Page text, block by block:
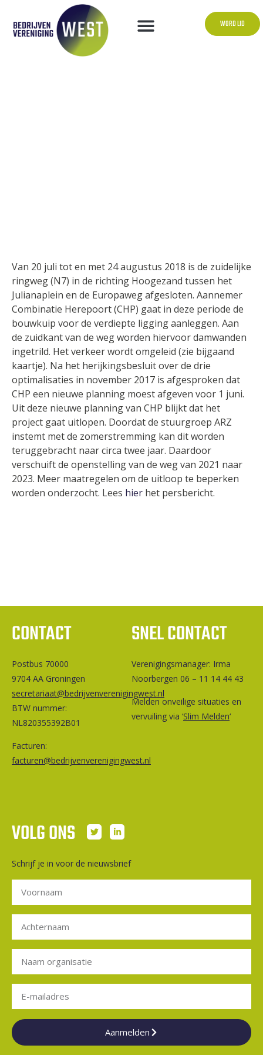
WORD LID
Van 20 juli tot en met 24 augustus 2018 is de zuidelijke
ringweg (N7) in de richting Hoogezand tussen het
Julianaplein en de Europaweg afgesloten. Aannemer
Combinatie Herepoort (CHP) gaat in deze periode de
bouwkuip voor de verdiepte ligging aanleggen. Aan
de zuidkant van de weg worden hiervoor damwanden
ingetrild. Het verkeer wordt omgeleid (zie bijgaand
kaartje). Na het herijkingsbesluit over de drie
optimalisaties in november 2017 is afgesproken dat
CHP een nieuwe planning moest afgeven voor 1 juni.
Uit deze nieuwe planning van CHP blijkt dat het
project gaat uitlopen. Doordat de stuurgroep ARZ
instemt met de zomerstremming kan dit worden
teruggebracht naar circa twee jaar. Daardoor
verschuift de openstelling van de weg van 2021 naar
2023. Meer maatregelen om de uitloop te beperken
worden onderzocht. Lees hier het persbericht.
CONTACT
Postbus 70000
9704 AA Groningen
secretariaat@bedrijvenverenigingwest.nl
BTW nummer:
NL820355392B01
Facturen:
facturen@bedrijvenverenigingwest.nl
SNEL CONTACT
Ver­e­ni­gings­ma­na­ger: Irma
Noorbergen 06 – 11 14 44 43
Melden onveilige situaties en
vervuiling via ‘Slim Melden‘
VOLG ONS
Schrijf je in voor de nieuwsbrief
Aanmelden